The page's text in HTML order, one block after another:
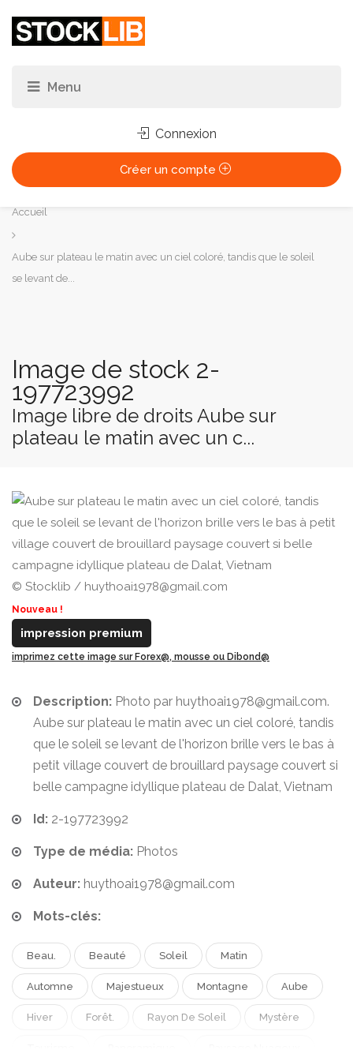
Connexion
Créer un compte
Vous
êtes
ici :
Accueil
Aube sur plateau le matin avec un ciel coloré, tandis que le soleil
se levant de...
Image de stock 2-
197723992
Image libre de droits Aube sur
plateau le matin avec un c...
© Stocklib / huythoai1978@gmail.com
Nouveau !
impression premium
imprimez cette image sur Forex@, mousse ou Dibond@
Description: Photo par huythoai1978@gmail.com.
Aube sur plateau le matin avec un ciel coloré, tandis
que le soleil se levant de l'horizon brille vers le bas à
petit village couvert de brouillard paysage couvert si
belle campagne idyllique plateau de Dalat, Vietnam
Id: 2-197723992
Type de média: Photos
Auteur: huythoai1978@gmail.com
Mots-clés:
Beau. Beauté Soleil Matin
Automne Majestueux Montagne Aube
Hiver Forêt. Rayon De Soleil Mystère